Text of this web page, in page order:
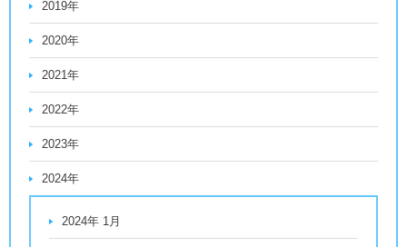
2019年
2020年
2021年
2022年
2023年
2024年
2024年 1月